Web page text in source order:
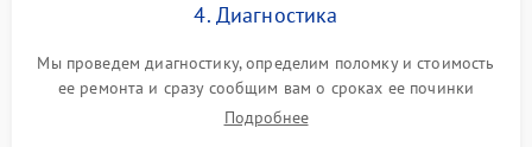
4. Диагностика
Мы проведем диагностику, определим поломку и стоимость
ее ремонта и сразу сообщим вам о сроках ее починки
Подробнее